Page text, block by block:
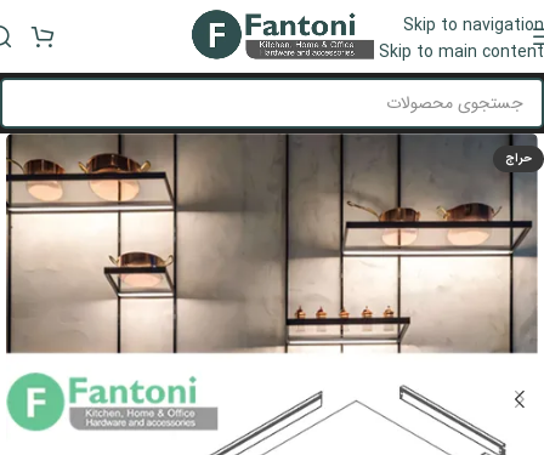
Skip to navigation
Skip to main content
منو
حراج